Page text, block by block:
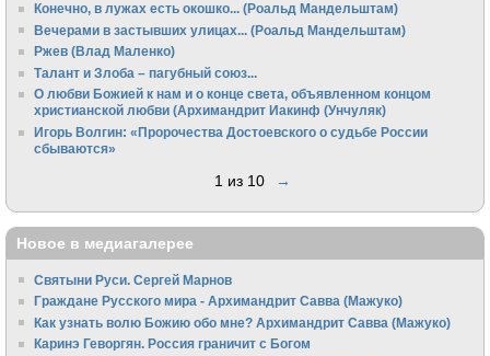
Конечно, в лужах есть окошко... (Роальд Мандельштам)
Вечерами в застывших улицах... (Роальд Мандельштам)
Ржев (Влад Маленко)
Талант и Злоба – пагубный союз...
О любви Божией к нам и о конце света, объявленном концом
христианской любви (Архимандрит Иакинф (Унчуляк)
Игорь Волгин: «Пророчества Достоевского о судьбе России
сбываются»
1 из 10 →
Новое в медиагалерее
Святыни Руси. Сергей Марнов
Граждане Русского мира - Архимандрит Савва (Мажуко)
Как узнать волю Божию обо мне? Архимандрит Савва (Мажуко)
Каринэ Геворгян. Россия граничит с Богом